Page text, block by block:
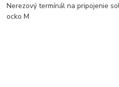
Nerezový termínál na pripojenie
ocko M